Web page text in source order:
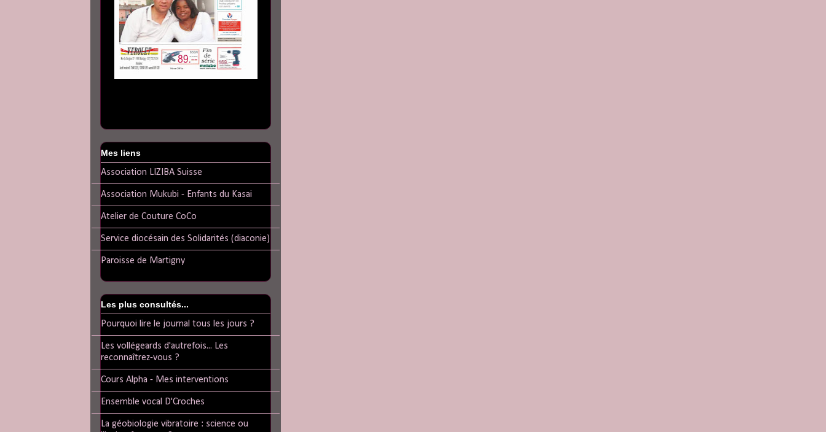
Mes liens
Association LIZIBA Suisse
Association Mukubi - Enfants du Kasai
Atelier de Couture CoCo
Service diocésain des Solidarités (diaconie)
Paroisse de Martigny
Les plus consultés...
Pourquoi lire le journal tous les jours ?
Les vollégeards d'autrefois... Les
reconnaîtrez-vous ?
Cours Alpha - Mes interventions
Ensemble vocal D'Croches
La géobiologie vibratoire : science ou